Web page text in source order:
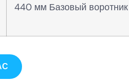
440 мм Базовый воротник